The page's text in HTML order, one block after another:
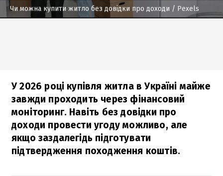
Чи можна купити житло без довідки про доходи / Pexels
У 2026 році купівля житла в Україні майже
завжди проходить через фінансовий
моніторинг. Навіть без довідки про
доходи провести угоду можливо, але
якщо заздалегідь підготувати
підтвердження походження коштів.